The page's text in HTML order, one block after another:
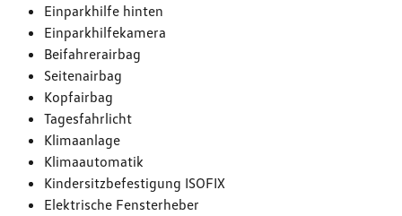
Einparkhilfe hinten
Einparkhilfekamera
Beifahrerairbag
Seitenairbag
Kopfairbag
Tagesfahrlicht
Klimaanlage
Klimaautomatik
Kindersitzbefestigung ISOFIX
Elektrische Fensterheber